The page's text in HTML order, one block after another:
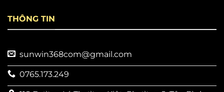
THÔNG TIN
sunwin368com@gmail.com
0765.173.249